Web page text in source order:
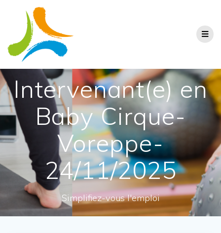
Intervenant(e) en
Baby Cirque-
Voreppe-
24/11/2025
Simplifiez-vous l'emploi